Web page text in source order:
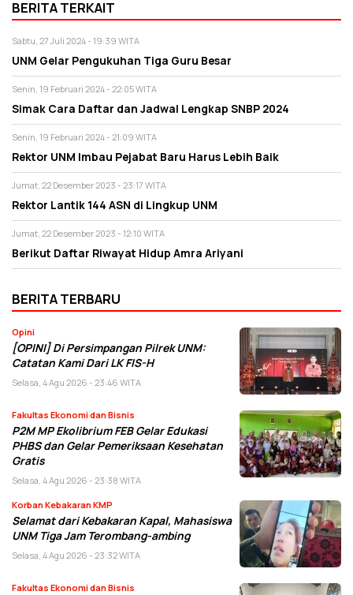
BERITA TERKAIT
Sabtu, 27 Juli 2024 - 19:39 WITA
UNM Gelar Pengukuhan Tiga Guru Besar
Senin, 19 Februari 2024 - 22:05 WITA
Simak Cara Daftar dan Jadwal Lengkap SNBP 2024
Senin, 19 Februari 2024 - 21:09 WITA
Rektor UNM Imbau Pejabat Baru Harus Lebih Baik
Jumat, 22 Desember 2023 - 23:17 WITA
Rektor Lantik 144 ASN di Lingkup UNM
Jumat, 22 Desember 2023 - 12:10 WITA
Berikut Daftar Riwayat Hidup Amra Ariyani
BERITA TERBARU
Opini
[OPINI] Di Persimpangan Pilrek UNM:
Catatan Kami Dari LK FIS-H
Selasa, 4 Agu 2026 - 23:46 WITA
Fakultas Ekonomi dan Bisnis
P2M MP Ekolibrium FEB Gelar Edukasi
PHBS dan Gelar Pemeriksaan Kesehatan
Gratis
Selasa, 4 Agu 2026 - 23:38 WITA
Korban Kebakaran KMP
Selamat dari Kebakaran Kapal, Mahasiswa
UNM Tiga Jam Terombang-ambing
Selasa, 4 Agu 2026 - 23:32 WITA
Fakultas Ekonomi dan Bisnis